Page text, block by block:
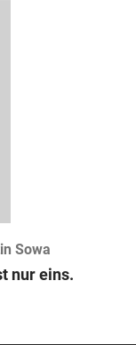
Sowa
nur eins.